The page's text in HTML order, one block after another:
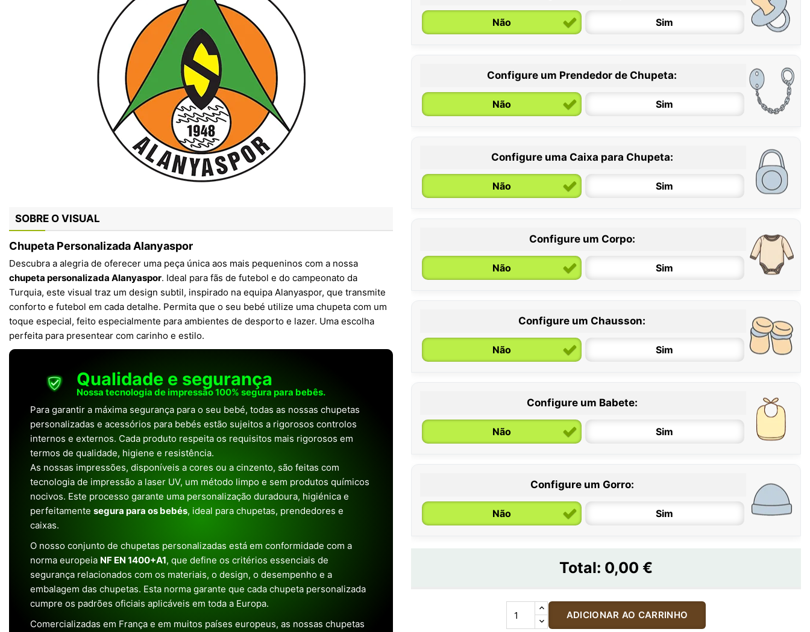
SOBRE O VISUAL
Chupeta Personalizada Alanyaspor
Descubra a alegria de oferecer uma peça única aos mais pequeninos com a nossa
chupeta personalizada Alanyaspor. Ideal para fãs de futebol e do campeonato da
Turquia, este visual traz um design subtil, inspirado na equipa Alanyaspor, que transmite
conforto e futebol em cada detalhe. Permita que o seu bebé utilize uma chupeta com um
toque especial, feito especialmente para ambientes de desporto e lazer. Uma escolha
perfeita para presentear com carinho e estilo.
Qualidade e segurança
Nossa tecnologia de impressão 100% segura para bebês.
Para garantir a máxima segurança para o seu bebé, todas as nossas chupetas
personalizadas e acessórios para bebés estão sujeitos a rigorosos controlos
internos e externos. Cada produto respeita os requisitos mais rigorosos em
termos de qualidade, higiene e resistência.
As nossas impressões, disponíveis a cores ou a cinzento, são feitas com
tecnologia de impressão a laser UV, um método limpo e sem produtos químicos
nocivos. Este processo garante uma personalização duradoura, higiénica e
perfeitamente segura para os bebés, ideal para chupetas, prendedores e
caixas.
O nosso conjunto de chupetas personalizadas está em conformidade com a
norma europeia NF EN 1400+A1, que define os critérios essenciais de
segurança relacionados com os materiais, o design, o desempenho e a
embalagem das chupetas. Esta norma garante que cada chupeta personalizada
cumpre os padrões oficiais aplicáveis em toda a Europa.
Comercializadas em França e em muitos países europeus, as nossas chupetas
Não Sim
0 / 6 meses
Configure um Prendedor de Chupeta:
Não Sim
Configure uma Caixa para Chupeta:
Não Sim
Configure um Corpo:
Não Sim
6 / 12 meses 12 / 18 meses
Configure um Chausson:
Não Sim
Configure um Babete:
Não Sim
Configure um Gorro:
Não Sim
Total: 0,00 €
ADICIONAR AO CARRINHO